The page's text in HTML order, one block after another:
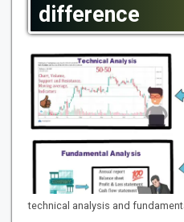
difference
technical analysis and